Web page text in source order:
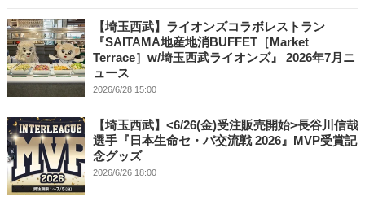
【埼玉西武】ライオンズコラボレストラン
『SAITAMA地産地消BUFFET［Market
Terrace］w/埼玉西武ライオンズ』 2026年7月ニ
ュース
2026/6/28 15:00
【埼玉西武】<6/26(金)受注販売開始>長谷川信哉
選手『日本生命セ・パ交流戦 2026』MVP受賞記
念グッズ
2026/6/26 18:00